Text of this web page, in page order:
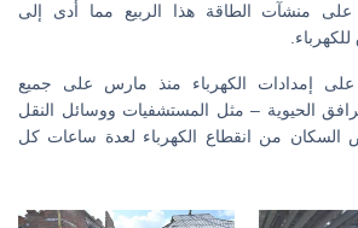
على منشآت الطاقة هذا الربيع مما أدى إلى
على إمدادات الكهرباء منذ مارس على جميع
الحيوية – مثل المستشفيات ووسائل النقل
السكان من انقطاع الكهرباء لعدة ساعات كل